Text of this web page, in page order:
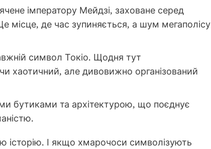
імператору Мейдзі, заховане серед
місце, де час зупиняється, а шум мегаполісу
символ Токіо. Щодня тут
хаотичний, але дивовижно організований
бутиками та архітектурою, що поєднує
історію. І якщо хмарочоси символізують